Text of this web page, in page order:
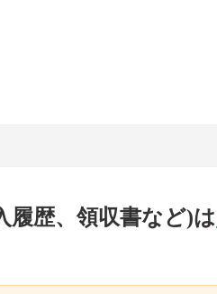
履歴、領収書など)は